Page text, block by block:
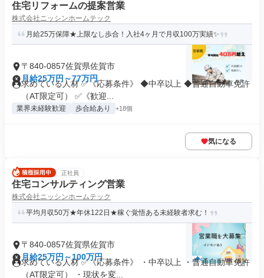
住宅リフォームの提案営業
株式会社ニッシンホームテック
月給25万保障★上限なし歩合！入社4ヶ月で月収100万実績✨
〒840-0857佐賀県佐賀市
月給25万円～77万円
求めている人材 ✅《応募条件》 ◆中卒以上 ◆普通自動車免許
（AT限定可） ✅《歓迎...
業界未経験歓迎 歩合給あり +18個
気になる
正社員
住宅コンサルティング営業
株式会社ニッシンホームテック
平均月収50万★年休122日★稼ぐ覚悟ある未経験者求む！
〒840-0857佐賀県佐賀市
月給25万円～100万円
求めている人材 ✅《応募条件》 ・中卒以上 ・普通自動車免許
（AT限定可） ・現状を変...